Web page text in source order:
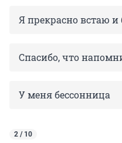
Я прекрасно встаю и
Спасибо, что
У меня бессонница
2 / 10